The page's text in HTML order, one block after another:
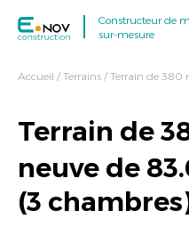
Constructeur de
sur-mesure
Accueil / Terrains / Terrain de 380
Terrain de
neuve de
(3 chambres